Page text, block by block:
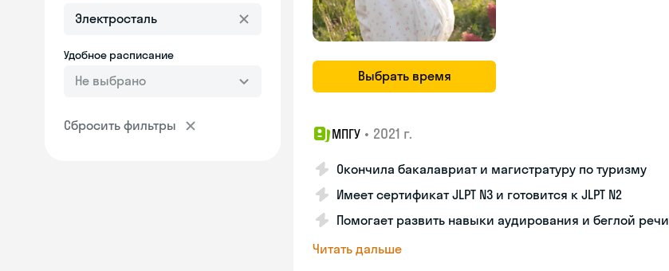
Удобное расписание
Не выбрано
Сбросить фильтры
Выбрать время
МПГУ • 2021 г.
Окончила бакалавриат и магистратуру по туризму
Имеет сертификат JLPT N3 и готовится к JLPT N2
Помогает развить навыки аудирования и беглой речи
Читать дальше